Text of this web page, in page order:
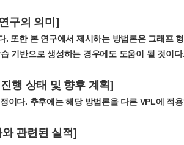
구의 의미]
한 본 연구에서 제시하는 방법론은 그래프
기반으로 생성하는 경우에도 도움이 될 것이다.
행 상태 및 향후 계획]
다. 추후에는 해당 방법론을 다른 VPL에 적
와 관련된 실적]